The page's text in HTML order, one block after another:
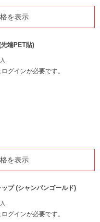
を表示
端PET貼)
グインが必要です。
を表示
プ (シャンパンゴールド)
グインが必要です。